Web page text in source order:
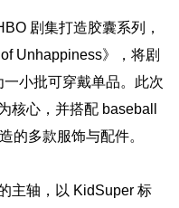
剧集打造胶囊系列，
Unhappiness》，将剧
小批可穿戴单品。此次
核心，并搭配 baseball
的多款服饰与配件。
主轴，以 KidSuper 标